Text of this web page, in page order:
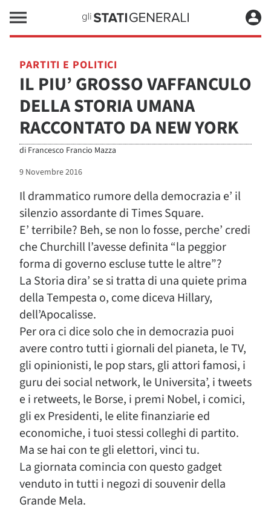
PARTITI E POLITICI
IL PIU’ GROSSO VAFFANCULO
DELLA STORIA UMANA
RACCONTATO DA NEW YORK
di Francesco Francio Mazza
9 Novembre 2016
Il drammatico rumore della democrazia e’ il
silenzio assordante di Times Square.
E’ terribile? Beh, se non lo fosse, perche’ credi
che Churchill l’avesse definita “la peggior
forma di governo escluse tutte le altre”?
La Storia dira’ se si tratta di una quiete prima
della Tempesta o, come diceva Hillary,
dell’Apocalisse.
Per ora ci dice solo che in democrazia puoi
avere contro tutti i giornali del pianeta, le TV,
gli opinionisti, le pop stars, gli attori famosi, i
guru dei social network, le Universita’, i tweets
e i retweets, le Borse, i premi Nobel, i comici,
gli ex Presidenti, le elite finanziarie ed
economiche, i tuoi stessi colleghi di partito.
Ma se hai con te gli elettori, vinci tu.
La giornata comincia con questo gadget
venduto in tutti i negozi di souvenir della
Grande Mela.